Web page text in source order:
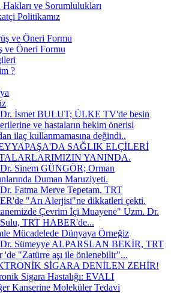
Hakları ve Sorumlulukları
Politikamız
ve Öneri Formu
ve Öneri Formu
?
İsmet BULUT; ÜLKE TV'de besin
ve hastaların hekim önerisi
ilaç kullanmamasına değindi..
SAĞLIK ELÇİLERİ
YANINDA.
Sinem GÜNGÖR; Orman
Duman Maruziyeti.
Fatma Merve Tepetam, TRT
"Arı Alerjisi"ne dikkatleri çekti.
Çevrim İçi Muayene" Uzm. Dr.
TRT HABER'de...
Mücadelede Dünyaya Örneğiz
Sümeyye ALPARSLAN BEKİR, TRT
'de "Zatürre aşı ile önlenebilir"...
SİGARA DENİLEN ZEHİR!
Sigara Hastalığı: EVALI
Kanserine Moleküler Tedavi